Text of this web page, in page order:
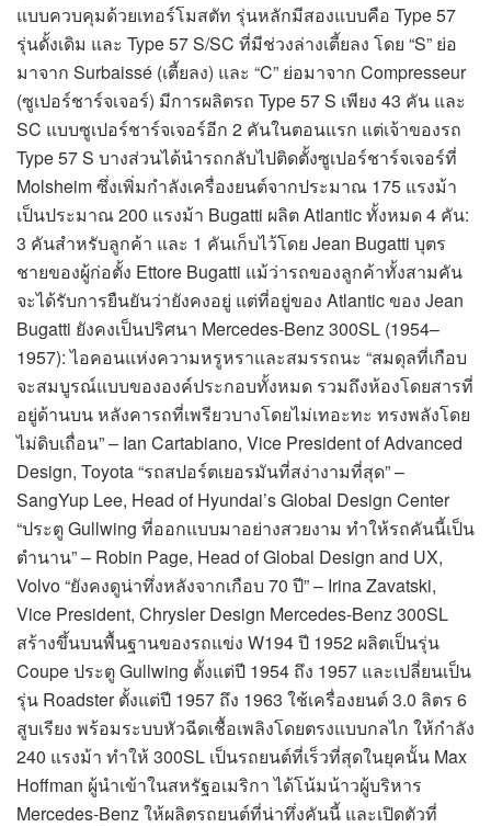
แบบควบคุมด้วยเทอร์โมสตัท รุ่นหลักมีสองแบบคือ Type 57
รุ่นดั้งเดิม และ Type 57 S/SC ที่มีช่วงล่างเตี้ยลง โดย “S” ย่อ
มาจาก Surbaissé (เตี้ยลง) และ “C” ย่อมาจาก Compresseur
(ซูเปอร์ชาร์จเจอร์) มีการผลิตรถ Type 57 S เพียง 43 คัน และ
SC แบบซูเปอร์ชาร์จเจอร์อีก 2 คันในตอนแรก แต่เจ้าของรถ
Type 57 S บางส่วนได้นำรถกลับไปติดตั้งซูเปอร์ชาร์จเจอร์ที่
Molsheim ซึ่งเพิ่มกำลังเครื่องยนต์จากประมาณ 175 แรงม้า
เป็นประมาณ 200 แรงม้า Bugatti ผลิต Atlantic ทั้งหมด 4 คัน:
3 คันสำหรับลูกค้า และ 1 คันเก็บไว้โดย Jean Bugatti บุตร
ชายของผู้ก่อตั้ง Ettore Bugatti แม้ว่ารถของลูกค้าทั้งสามคัน
จะได้รับการยืนยันว่ายังคงอยู่ แต่ที่อยู่ของ Atlantic ของ Jean
Bugatti ยังคงเป็นปริศนา Mercedes-Benz 300SL (1954–
1957): ไอคอนแห่งความหรูหราและสมรรถนะ “สมดุลที่เกือบ
จะสมบูรณ์แบบขององค์ประกอบทั้งหมด รวมถึงห้องโดยสารที่
อยู่ด้านบน หลังคารถที่เพรียวบางโดยไม่เทอะทะ ทรงพลังโดย
ไม่ดิบเถื่อน” – Ian Cartabiano, Vice President of Advanced
Design, Toyota “รถสปอร์ตเยอรมันที่สง่างามที่สุด” –
SangYup Lee, Head of Hyundai’s Global Design Center
“ประตู Gullwing ที่ออกแบบมาอย่างสวยงาม ทำให้รถคันนี้เป็น
ตำนาน” – Robin Page, Head of Global Design and UX,
Volvo “ยังคงดูน่าทึ่งหลังจากเกือบ 70 ปี” – Irina Zavatski,
Vice President, Chrysler Design Mercedes-Benz 300SL
สร้างขึ้นบนพื้นฐานของรถแข่ง W194 ปี 1952 ผลิตเป็นรุ่น
Coupe ประตู Gullwing ตั้งแต่ปี 1954 ถึง 1957 และเปลี่ยนเป็น
รุ่น Roadster ตั้งแต่ปี 1957 ถึง 1963 ใช้เครื่องยนต์ 3.0 ลิตร 6
สูบเรียง พร้อมระบบหัวฉีดเชื้อเพลิงโดยตรงแบบกลไก ให้กำลัง
240 แรงม้า ทำให้ 300SL เป็นรถยนต์ที่เร็วที่สุดในยุคนั้น Max
Hoffman ผู้นำเข้าในสหรัฐอเมริกา ได้โน้มน้าวผู้บริหาร
Mercedes-Benz ให้ผลิตรถยนต์ที่น่าทึ่งคันนี้ และเปิดตัวที่